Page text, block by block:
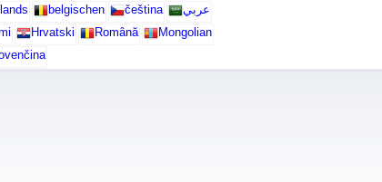
belgischen čeština
عربي
Hrvatski Română
Mongolian